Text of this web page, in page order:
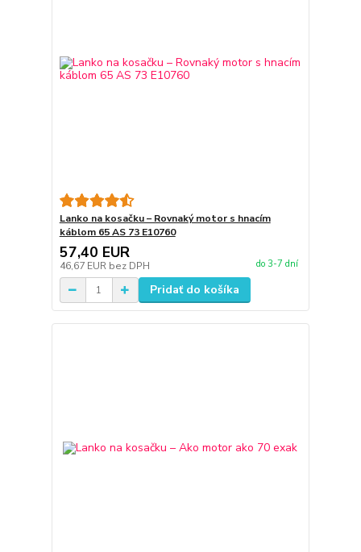
Lanko na kosačku – Rovnaký motor s hnacím
káblom 65 AS 73 E10760
57,40 EUR
46,67 EUR bez DPH do 3-7 dní
Pridať do košíka